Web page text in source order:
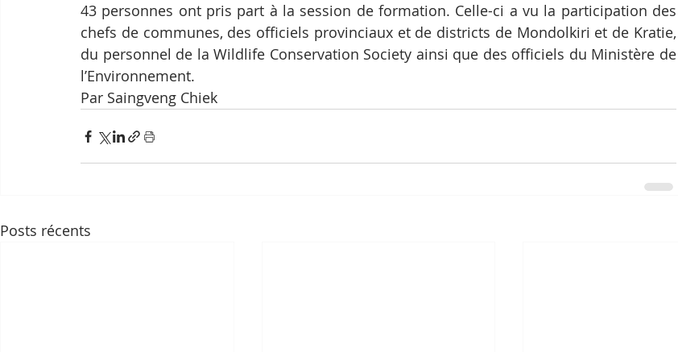
43 personnes ont pris part à la session de formation. Celle-ci a vu la participation des
chefs de communes, des officiels provinciaux et de districts de Mondolkiri et de Kratie,
du personnel de la Wildlife Conservation Society ainsi que des officiels du Ministère de
l’Environnement.
Par Saingveng Chiek
Posts récents